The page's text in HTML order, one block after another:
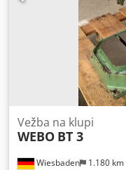
Wiesbaden 1.180 km
Vežba na klupi
WEBO BT 3